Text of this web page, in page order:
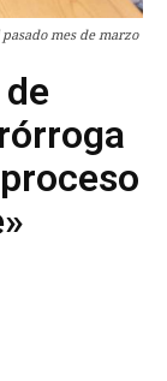
mes de marzo